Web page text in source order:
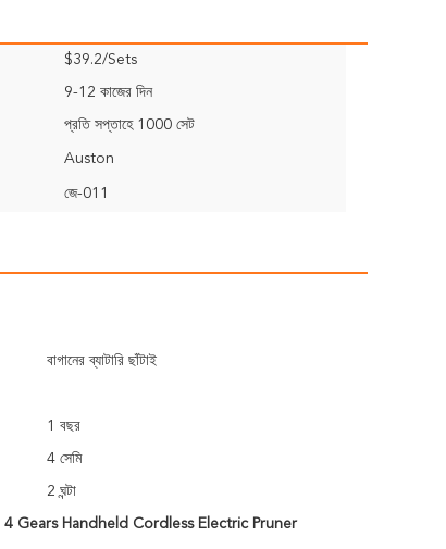
$39.2/Sets
9-12 কাজের দিন
প্রতি সপ্তাহে 1000 সেট
Auston
জে-011
বাগানের ব্যাটারি ছাঁটাই
1 বছর
4 সেমি
2 ঘন্টা
4 Gears Handheld Cordless Electric Pruner